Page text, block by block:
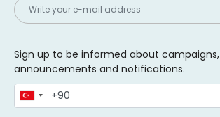
Sign up to be informed about campaigns,
announcements and notifications.